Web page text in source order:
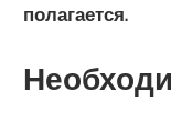
полагается.